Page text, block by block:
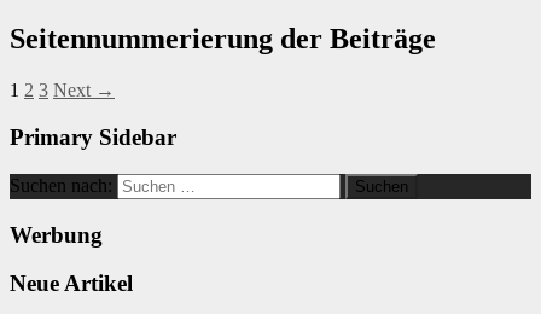
Seitennummerierung der Beiträge
1 2 3 Next →
Primary Sidebar
Suchen nach:
Werbung
Neue Artikel